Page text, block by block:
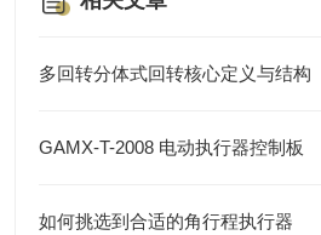
多回转分体式回转核心定义与结构
GAMX-T-2008 电动执行器控制板
如何挑选到合适的角行程执行器